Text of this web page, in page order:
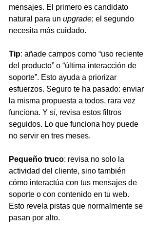
mensajes. El primero es candidato
natural para un upgrade; el segundo
necesita más cuidado.
Tip: añade campos como “uso reciente
del producto” o “última interacción de
soporte”. Esto ayuda a priorizar
esfuerzos. Seguro te ha pasado: enviar
la misma propuesta a todos, rara vez
funciona. Y sí, revisa estos filtros
seguidos. Lo que funciona hoy puede
no servir en tres meses.
Pequeño truco: revisa no solo la
actividad del cliente, sino también
cómo interactúa con tus mensajes de
soporte o con contenido en tu web.
Esto revela pistas que normalmente se
pasan por alto.